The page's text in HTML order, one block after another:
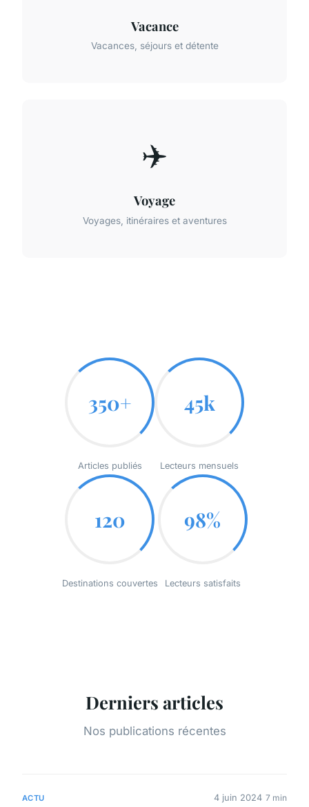
Vacance
Vacances, séjours et détente
✈️
Voyage
Voyages, itinéraires et aventures
350+
Articles publiés
45k
Lecteurs mensuels
120
Destinations couvertes
98%
Lecteurs satisfaits
Derniers articles
Nos publications récentes
ACTU 4 juin 2024 7 min